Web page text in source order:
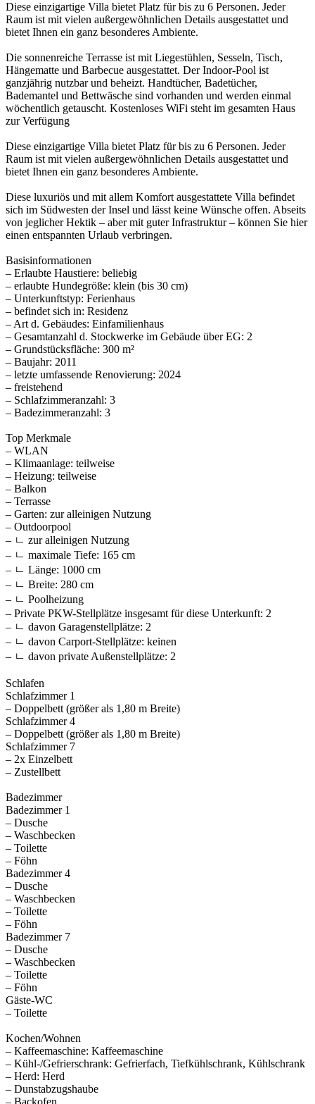
Diese einzigartige Villa bietet Platz für bis zu 6 Personen. Jeder
Raum ist mit vielen außergewöhnlichen Details ausgestattet und
bietet Ihnen ein ganz besonderes Ambiente.
Die sonnenreiche Terrasse ist mit Liegestühlen, Sesseln, Tisch,
Hängematte und Barbecue ausgestattet. Der Indoor-Pool ist
ganzjährig nutzbar und beheizt. Handtücher, Badetücher,
Bademantel und Bettwäsche sind vorhanden und werden einmal
wöchentlich getauscht. Kostenloses WiFi steht im gesamten Haus
zur Verfügung
Diese einzigartige Villa bietet Platz für bis zu 6 Personen. Jeder
Raum ist mit vielen außergewöhnlichen Details ausgestattet und
bietet Ihnen ein ganz besonderes Ambiente.
Diese luxuriös und mit allem Komfort ausgestattete Villa befindet
sich im Südwesten der Insel und lässt keine Wünsche offen. Abseits
von jeglicher Hektik – aber mit guter Infrastruktur – können Sie hier
einen entspannten Urlaub verbringen.
Basisinformationen
– Erlaubte Haustiere: beliebig
– erlaubte Hundegröße: klein (bis 30 cm)
– Unterkunftstyp: Ferienhaus
– befindet sich in: Residenz
– Art d. Gebäudes: Einfamilienhaus
– Gesamtanzahl d. Stockwerke im Gebäude über EG: 2
– Grundstücksfläche: 300 m²
– Baujahr: 2011
– letzte umfassende Renovierung: 2024
– freistehend
– Schlafzimmeranzahl: 3
– Badezimmeranzahl: 3
Top Merkmale
– WLAN
– Klimaanlage: teilweise
– Heizung: teilweise
– Balkon
– Terrasse
– Garten: zur alleinigen Nutzung
– Outdoorpool
– ㄴ zur alleinigen Nutzung
– ㄴ maximale Tiefe: 165 cm
– ㄴ Länge: 1000 cm
– ㄴ Breite: 280 cm
– ㄴ Poolheizung
– Private PKW-Stellplätze insgesamt für diese Unterkunft: 2
– ㄴ davon Garagenstellplätze: 2
– ㄴ davon Carport-Stellplätze: keinen
– ㄴ davon private Außen­stellplätze: 2
Schlafen
Schlafzimmer 1
– Doppelbett (größer als 1,80 m Breite)
Schlafzimmer 4
– Doppelbett (größer als 1,80 m Breite)
Schlafzimmer 7
– 2x Einzelbett
– Zustellbett
Badezimmer
Badezimmer 1
– Dusche
– Waschbecken
– Toilette
– Föhn
Badezimmer 4
– Dusche
– Waschbecken
– Toilette
– Föhn
Badezimmer 7
– Dusche
– Waschbecken
– Toilette
– Föhn
Gäste-WC
– Toilette
Kochen/Wohnen
– Kaffeemaschine: Kaffeemaschine
– Kühl-/Gefrierschrank: Gefrierfach, Tiefkühlschrank, Kühlschrank
– Herd: Herd
– Dunstabzugshaube